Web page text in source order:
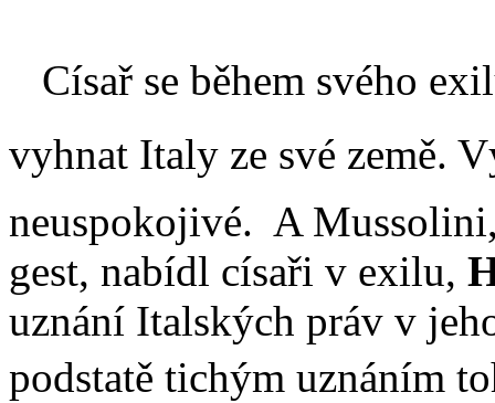
Císař se během svého
vyhnat Italy ze své země.
neuspokojivé. A
gest, nabídl císaři v exilu,
uznání Italských práv v
podstatě tichým uznáním